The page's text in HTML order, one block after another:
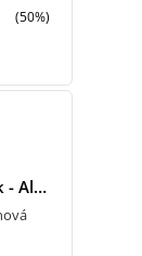
(50%)
Obdélníkový háčkovaný košík - Alex